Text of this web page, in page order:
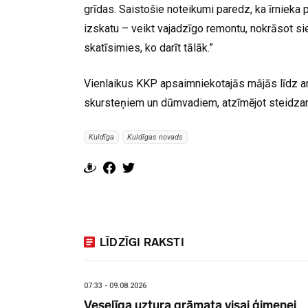
grīdas. Saistošie noteikumi paredz, ka
izskatu – veikt vajadzīgo remontu, nokrāsot
skatīsimies, ko darīt tālāk.”
Vienlaikus KKP apsaimniekotajās mājās līdz
skursteņiem un dūmvadiem, atzīmējot
Kuldīga Kuldīgas novads
LĪDZĪGI RAKSTI
07:33 - 09.08.2026
Veselīga uztura grāmata visai ģimenei